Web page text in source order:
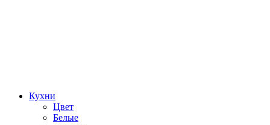
Кухни
Цвет
Белые